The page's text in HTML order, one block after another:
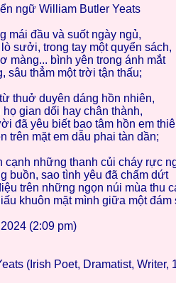
ngữ William Butler Yeats
mái đầu và suốt ngày ngủ,
sưởi, trong tay một quyển sách,
màng... bình yên trong ánh mắt
sâu thẳm một trời tận thấu;
thuở duyên dáng hồn nhiên,
gian dối hay chân thành,
đã yêu biết bao tâm hồn em
trên mặt em dẫu phai tàn dần;
cạnh những thanh củi cháy rực
buồn, sao tình yêu đã chấm dứt
trên những ngọn núi mùa thu
khuôn mặt mình giữa một đám
(2:09 pm)
(Irish Poet, Dramatist, Writer,